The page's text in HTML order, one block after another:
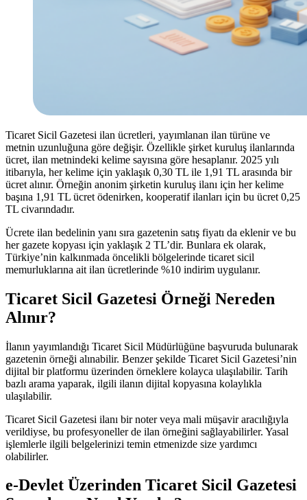
Ticaret Sicil Gazetesi ilan ücretleri, yayımlanan ilan türüne ve
metnin uzunluğuna göre değişir. Özellikle şirket kuruluş ilanlarında
ücret, ilan metnindeki kelime sayısına göre hesaplanır. 2025 yılı
itibarıyla, her kelime için yaklaşık 0,30 TL ile 1,91 TL arasında bir
ücret alınır. Örneğin anonim şirketin kuruluş ilanı için her kelime
başına 1,91 TL ücret ödenirken, kooperatif ilanları için bu ücret 0,25
TL civarındadır.
Ücrete ilan bedelinin yanı sıra gazetenin satış fiyatı da eklenir ve bu
her gazete kopyası için yaklaşık 2 TL’dir. Bunlara ek olarak,
Türkiye’nin kalkınmada öncelikli bölgelerinde ticaret sicil
memurluklarına ait ilan ücretlerinde %10 indirim uygulanır.
Ticaret Sicil Gazetesi Örneği Nereden
Alınır?
İlanın yayımlandığı Ticaret Sicil Müdürlüğüne başvuruda bulunarak
gazetenin örneği alınabilir. Benzer şekilde Ticaret Sicil Gazetesi’nin
dijital bir platformu üzerinden örneklere kolayca ulaşılabilir. Tarih
bazlı arama yaparak, ilgili ilanın dijital kopyasına kolaylıkla
ulaşılabilir.
Ticaret Sicil Gazetesi ilanı bir noter veya mali müşavir aracılığıyla
verildiyse, bu profesyoneller de ilan örneğini sağlayabilirler. Yasal
işlemlerle ilgili belgelerinizi temin etmenizde size yardımcı
olabilirler.
e-Devlet Üzerinden Ticaret Sicil Gazetesi